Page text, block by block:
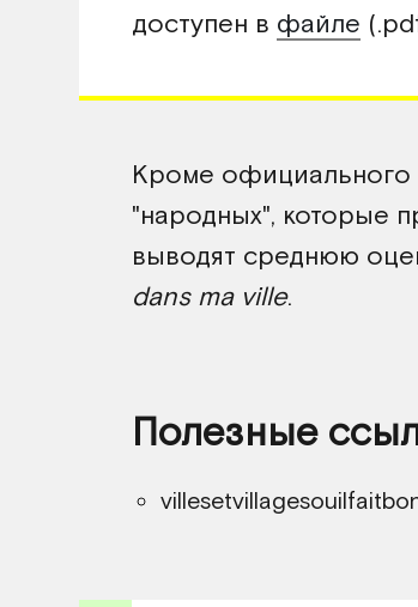
доступен в файле
Кроме официального
"народных", которые
выводят среднюю
dans ma ville.
Полезные